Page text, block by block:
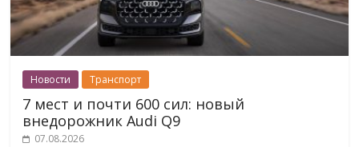
Новости Транспорт
7 мест и почти 600 сил: новый
внедорожник Audi Q9
07.08.2026